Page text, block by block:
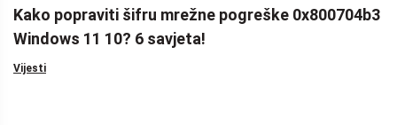
Kako popraviti šifru mrežne pogreške 0x800704b3
Windows 11 10? 6 savjeta!
Vijesti